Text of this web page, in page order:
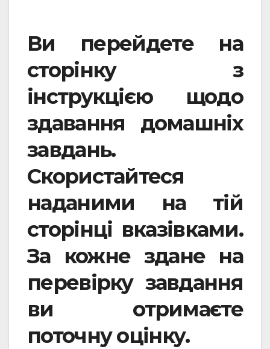
Ви перейдете на
сторінку з
інструкцією щодо
здавання домашніх
завдань.
Скористайтеся
наданими на тій
сторінці вказівками.
За кожне здане на
перевірку завдання
ви отримаєте
поточну оцінку.